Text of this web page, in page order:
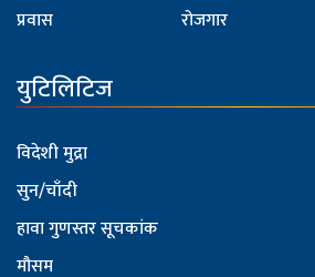
प्रवास
रोजगार
युटिलिटिज
विदेशी मुद्रा
सुन/चाँदी
हावा गुणस्तर सूचकांक
मौसम